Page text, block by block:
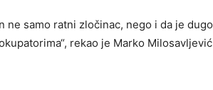
ne samo ratni zločinac, nego i da je dugo
rekao je Marko Milosavljević